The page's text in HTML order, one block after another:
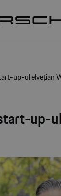
up-ul elvețian
up-